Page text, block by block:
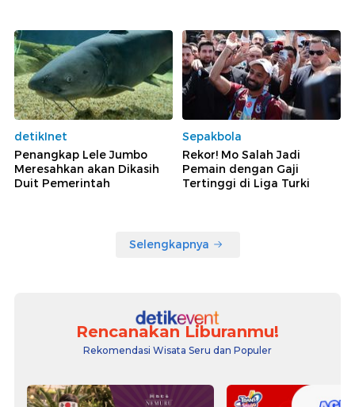
detikInet
Penangkap Lele Jumbo
Meresahkan akan Dikasih
Duit Pemerintah
Sepakbola
Rekor! Mo Salah Jadi
Pemain dengan Gaji
Tertinggi di Liga Turki
Selengkapnya
Rencanakan Liburanmu!
Rekomendasi Wisata Seru dan Populer